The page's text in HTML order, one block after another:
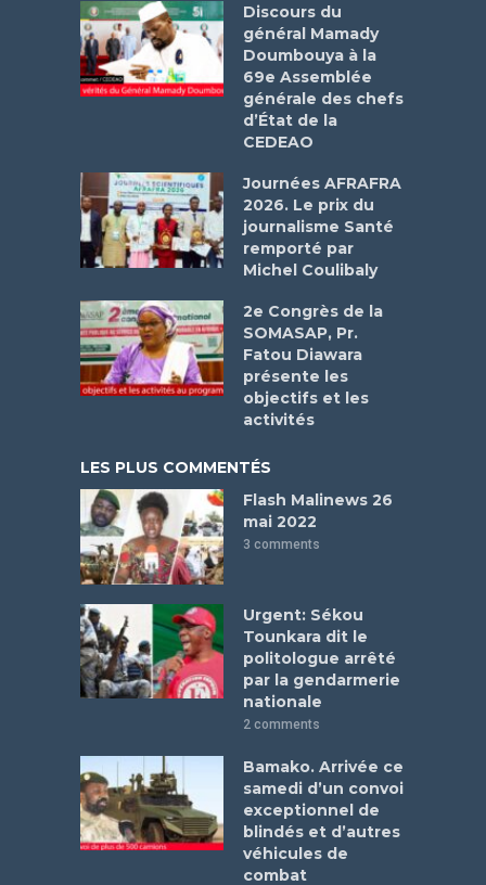
Discours du
général Mamady
Doumbouya à la
69e Assemblée
générale des chefs
d’État de la
CEDEAO
Journées AFRAFRA
2026. Le prix du
journalisme Santé
remporté par
Michel Coulibaly
2e Congrès de la
SOMASAP, Pr.
Fatou Diawara
présente les
objectifs et les
activités
LES PLUS COMMENTÉS
Flash Malinews 26
mai 2022
3 comments
Urgent: Sékou
Tounkara dit le
politologue arrêté
par la gendarmerie
nationale
2 comments
Bamako. Arrivée ce
samedi d’un convoi
exceptionnel de
blindés et d’autres
véhicules de
combat